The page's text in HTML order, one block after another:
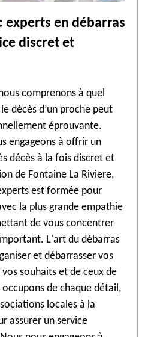
experts en débarras
discret et
comprenons à quel
décès d’un proche peut
éprouvante.
engageons à offrir un
décès à la fois discret et
de Fontaine La Riviere,
est formée pour
la plus grande empathie
de vous concentrer
L'art du débarras
et débarrasser vos
souhaits et de ceux de
de chaque détail,
locales à la
assurer un service